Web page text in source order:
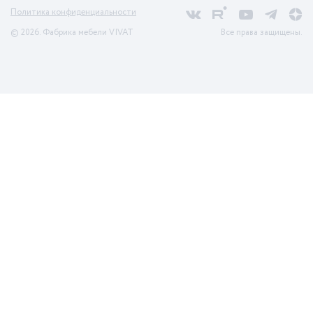
Политика конфиденциальности
© 2026. Фабрика мебели VIVAT
Все права защищены.